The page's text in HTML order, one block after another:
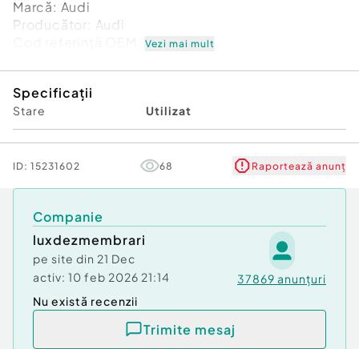
Marcă: Audi
Producător: Audi
Cod referinţă OEM: 48932411
Garanție
Vezi mai mult
Specificații
Stare Utilizat
ID: 15231602 68 Raportează anunț
Companie
luxdezmembrari
pe site din 21 Dec
activ: 10 feb 2026 21:14 37869 anunțuri
Nu există recenzii
Trimite mesaj